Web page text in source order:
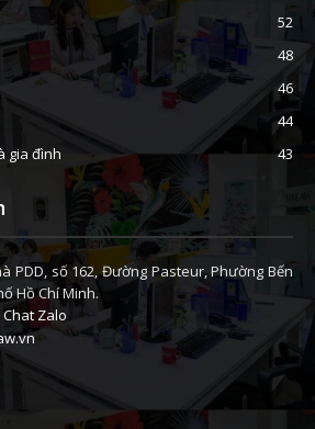
52
48
46
44
gia đình
43
PDD, số 162, Đường Pasteur, Phường Bến
Hồ Chí Minh.
Chat Zalo